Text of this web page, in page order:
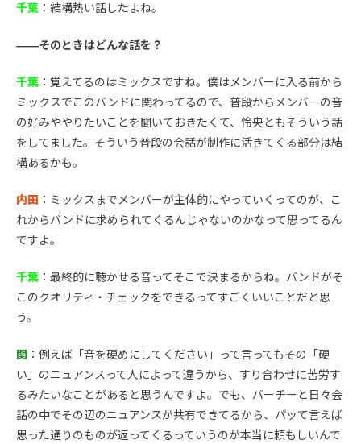
千葉 ：結構熱い話したよね。
――そのときはどんな話を？
千葉 ：覚えてるのはミックスですね。僕はメンバーに入る前から
ミックスでこのバンドに関わってるので、普段からメンバーの音
の好みややりたいことを聞いておきたくて、怜央ともそういう話
をしてました。そういう普段の会話が制作に活きてくる部分は結
構あるかも。
内田 ：ミックスまでメンバーが主体的にやっていくってのが、こ
れからバンドに求められてくるんじゃないのかなって思ってるん
ですよ。
千葉 ：最終的に聴かせる音ってそこで決まるからね。バンドがそ
このクオリティ・チェックをできるってすごくいいことだと思
う。
関 ：例えば「音を硬めにしてください」って言ってもその「硬
い」のニュアンスって人によって違うから、すり合わせに苦労す
るみたいなことがあると思うんですよ。でも、バーチーと日々会
話の中でその辺のニュアンスが共有できてるから、パッて言えば
思った通りのものが返ってくるっていうのが本当に頼もしいんで